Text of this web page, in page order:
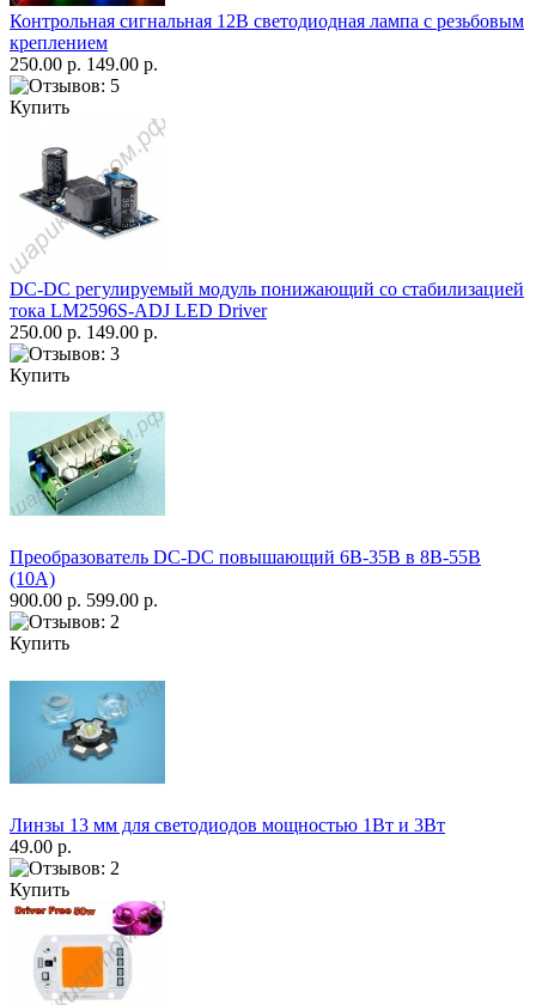
Контрольная сигнальная 12В светодиодная лампа с резьбовым
креплением
250.00 р. 149.00 р.
Купить
DC-DC регулируемый модуль понижающий со стабилизацией
тока LM2596S-ADJ LED Driver
250.00 р. 149.00 р.
Купить
Преобразователь DC-DC повышающий 6В-35В в 8В-55В
(10А)
900.00 р. 599.00 р.
Купить
Линзы 13 мм для светодиодов мощностью 1Вт и 3Вт
49.00 р.
Купить